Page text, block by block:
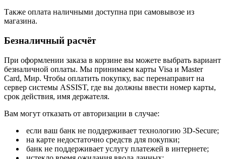
Также оплата наличными доступна при самовывозе из
магазина.
Безналичный расчёт
При оформлении заказа в корзине вы можете выбрать вариант
безналичной оплаты. Мы принимаем карты Visa и Master
Card, Мир. Чтобы оплатить покупку, вас перенаправит на
сервер системы ASSIST, где вы должны ввести номер карты,
срок действия, имя держателя.
Вам могут отказать от авторизации в случае:
если ваш банк не поддерживает технологию 3D-Secure;
на карте недостаточно средств для покупки;
банк не поддерживает услугу платежей в интернете;